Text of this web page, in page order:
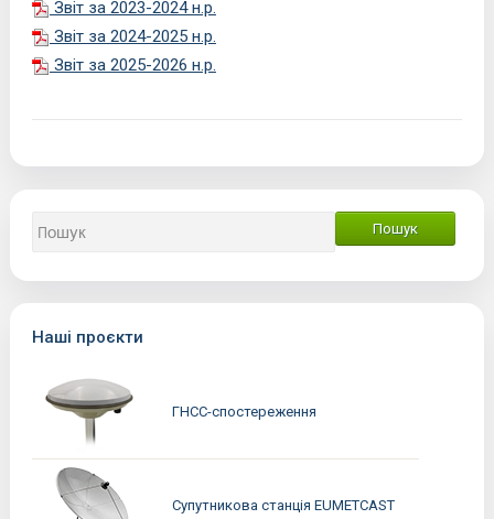
Звіт за 2023-2024 н.р.
Звіт за 2024-2025 н.р.
Звіт за 2025-2026 н.р.
Наші проєкти
ГНСС-спостереження
Супутникова станція EUMETCAST